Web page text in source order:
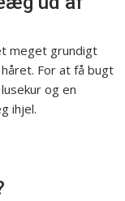
meget grundigt
For at få bugt
og en
ihjel.